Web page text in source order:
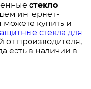
стекло
интернет-
можете купить и
стекла для
от производителя,
есть в наличии в